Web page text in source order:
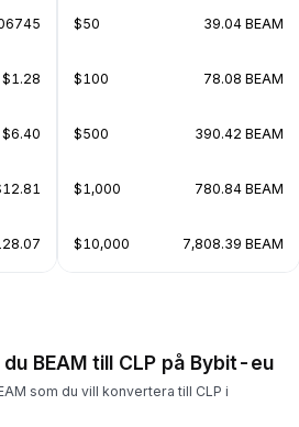
$1.28
$6.40
$50 39.04 BEAM
$100 78.08 BEAM
$500 390.42 BEAM
$1,000 780.84 BEAM
$10,000 7,808.39 BEAM
BEAM till CLP på Bybit-eu
som du vill konvertera till CLP i